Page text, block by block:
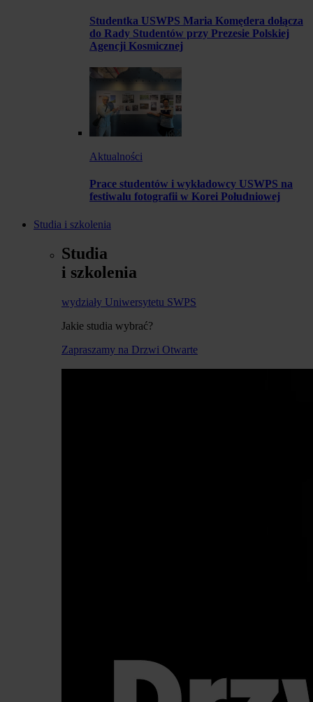
Studentka USWPS Maria Komędera dołącza
do Rady Studentów przy Prezesie Polskiej
Agencji Kosmicznej
Aktualności
Prace studentów i wykładowcy USWPS na
festiwalu fotografii w Korei Południowej
Studia i szkolenia
Studia
i szkolenia
wydziały Uniwersytetu SWPS
Jakie studia wybrać?
Zapraszamy na Drzwi Otwarte